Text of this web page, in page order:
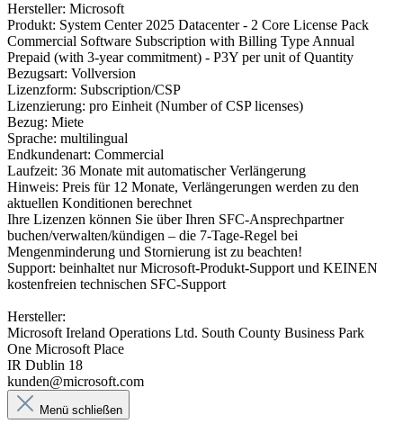
Hersteller: Microsoft
Produkt: System Center 2025 Datacenter - 2 Core License Pack
Commercial Software Subscription with Billing Type Annual
Prepaid (with 3-year commitment) - P3Y per unit of Quantity
Bezugsart: Vollversion
Lizenzform: Subscription/CSP
Lizenzierung: pro Einheit (Number of CSP licenses)
Bezug: Miete
Sprache: multilingual
Endkundenart: Commercial
Laufzeit: 36 Monate mit automatischer Verlängerung
Hinweis: Preis für 12 Monate, Verlängerungen werden zu den
aktuellen Konditionen berechnet
Ihre Lizenzen können Sie über Ihren SFC-Ansprechpartner
buchen/verwalten/kündigen – die 7-Tage-Regel bei
Mengenminderung und Stornierung ist zu beachten!
Support: beinhaltet nur Microsoft-Produkt-Support und KEINEN
kostenfreien technischen SFC-Support
Hersteller:
Microsoft Ireland Operations Ltd. South County Business Park
One Microsoft Place
IR Dublin 18
kunden@microsoft.com
Menü schließen